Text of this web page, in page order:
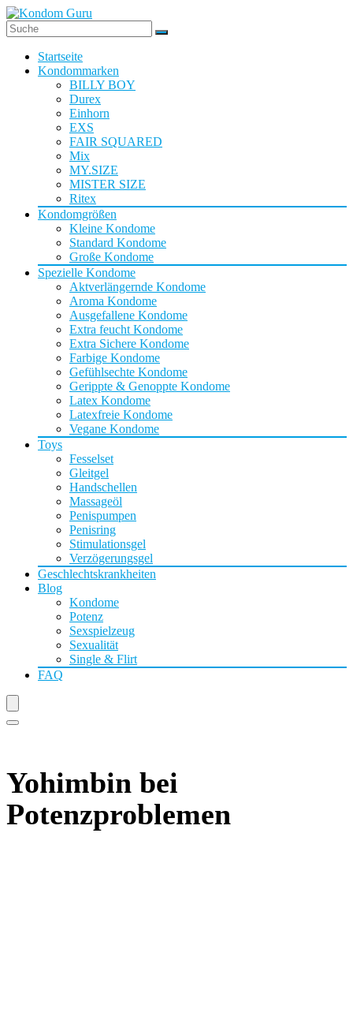
Startseite
Kondommarken
BILLY BOY
Durex
Einhorn
EXS
FAIR SQUARED
Mix
MY.SIZE
MISTER SIZE
Ritex
Kondomgrößen
Kleine Kondome
Standard Kondome
Große Kondome
Spezielle Kondome
Aktverlängernde Kondome
Aroma Kondome
Ausgefallene Kondome
Extra feucht Kondome
Extra Sichere Kondome
Farbige Kondome
Gefühlsechte Kondome
Gerippte & Genoppte Kondome
Latex Kondome
Latexfreie Kondome
Vegane Kondome
Toys
Fesselset
Gleitgel
Handschellen
Massageöl
Penispumpen
Penisring
Stimulationsgel
Verzögerungsgel
Geschlechtskrankheiten
Blog
Kondome
Potenz
Sexspielzeug
Sexualität
Single & Flirt
FAQ
Yohimbin bei
Potenzproblemen